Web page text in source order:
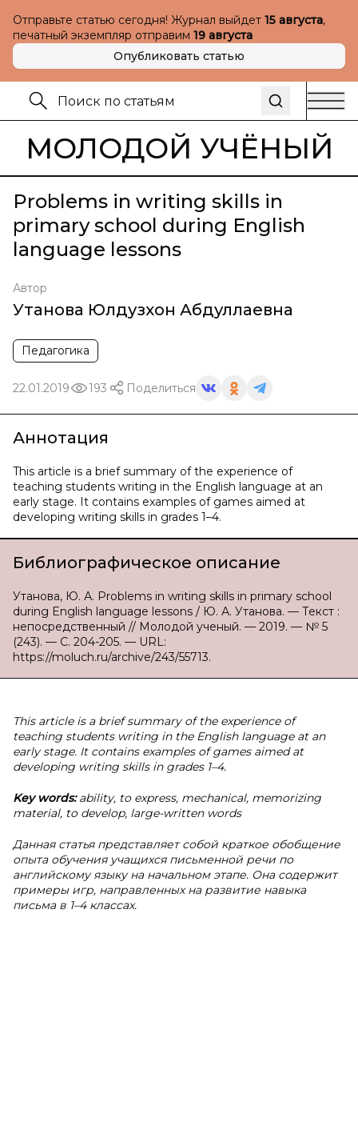
Отправьте статью сегодня! Журнал выйдет 15 августа,
печатный экземпляр отправим 19 августа
Опубликовать статью
МОЛОДОЙ УЧЁНЫЙ
Problems in writing skills in
primary school during English
language lessons
Автор
Утанова Юлдузхон Абдуллаевна
Педагогика
22.01.2019 193 Поделиться
Аннотация
This article is a brief summary of the experience of
teaching students writing in the English language at an
early stage. It contains examples of games aimed at
developing writing skills in grades 1–4.
Библиографическое описание
Утанова, Ю. А. Problems in writing skills in primary school
during English language lessons / Ю. А. Утанова. — Текст :
непосредственный // Молодой ученый. — 2019. — № 5
(243). — С. 204-205. — URL:
https://moluch.ru/archive/243/55713.
This article is a brief summary of the experience of
teaching students writing in the English language at an
early stage. It contains examples of games aimed at
developing writing skills in grades 1–4.
Key words:ability, to express, mechanical, memorizing
material, to develop, large-written words
Данная статья представляет собой краткое обобщение
опыта обучения учащихся письменной речи по
английскому языку на начальном этапе. Она содержит
примеры игр, направленных на развитие навыка
письма в 1–4 классах.